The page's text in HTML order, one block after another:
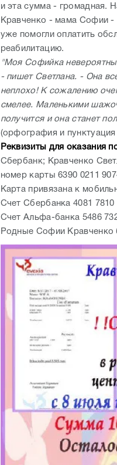
и эта сумма - громадная.
Кравченко - мама Софии
уже помогли оплатить
реабилитацию.
"Моя Софийка
- пишет Светлана. - Она
неплохо! К сожалению
смелее. Маленькими
получится и она станет
(орфография и
Реквизиты для оказания
Сбербанк; Кравченко
номер карты 6390 0211
Карта привязана к
Счет Сбербанка 4081 7810
Счет Альфа-банка 5486
Родные Софии Кравченко